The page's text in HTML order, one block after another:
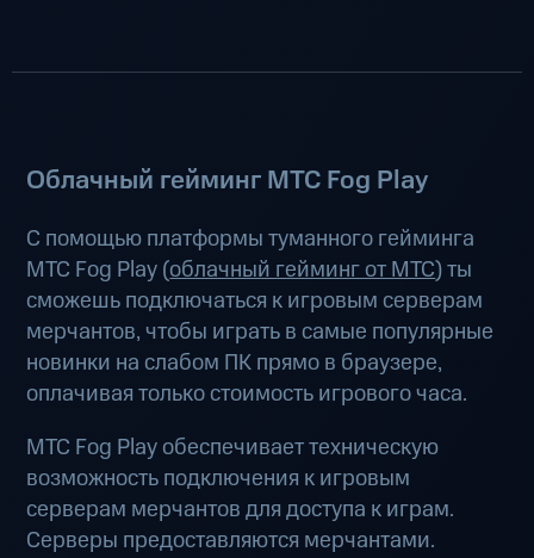
Облачный гейминг МТС Fog Play
С помощью платформы туманного гейминга
МТС Fog Play (облачный гейминг от МТС) ты
сможешь подключаться к игровым серверам
мерчантов, чтобы играть в самые популярные
новинки на слабом ПК прямо в браузере,
оплачивая только стоимость игрового часа.
МТС Fog Play обеспечивает техническую
возможность подключения к игровым
серверам мерчантов для доступа к играм.
Серверы предоставляются мерчантами.